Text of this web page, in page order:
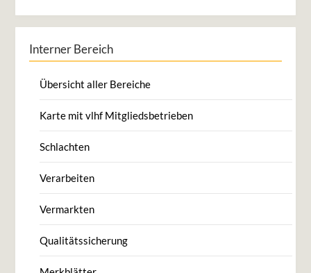
Interner Bereich
Übersicht aller Bereiche
Karte mit vlhf Mitgliedsbetrieben
Schlachten
Verarbeiten
Vermarkten
Qualitätssicherung